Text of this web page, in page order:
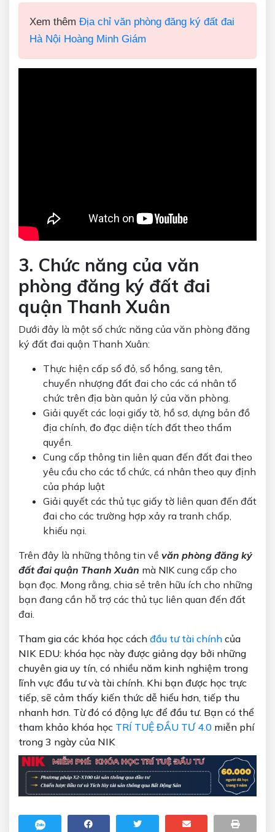
Xem thêm Địa chỉ văn phòng đăng ký đất đai
Hà Nội Hoàng Minh Giám
3. Chức năng của văn
phòng đăng ký đất đai
quận Thanh Xuân
Dưới đây là một số chức năng của văn phòng đăng
ký đất đai quận Thanh Xuân:
Thực hiện cấp sổ đỏ, sổ hồng, sang tên,
chuyển nhượng đất đai cho các cá nhân tổ
chức trên địa bàn quản lý của văn phòng.
Giải quyết các loại giấy tờ, hồ sơ, dựng bản đồ
địa chính, đo đạc diện tích đất theo thẩm
quyền.
Cung cấp thông tin liên quan đến đất đai theo
yêu cầu cho các tổ chức, cá nhân theo quy định
của pháp luật
Giải quyết các thủ tục giấy tờ liên quan đến đất
đai cho các trường hợp xảy ra tranh chấp,
khiếu nại.
Trên đây là những thông tin về văn phòng đăng ký
đất đai quận Thanh Xuân mà NIK cung cấp cho
bạn đọc. Mong rằng, chia sẻ trên hữu ích cho những
bạn đang cần hỗ trợ các thủ tục liên quan đến đất
đai.
Tham gia các khóa học cách đầu tư tài chính của
NIK EDU: khóa học này được giảng dạy bởi những
chuyên gia uy tín, có nhiều năm kinh nghiệm trong
lĩnh vực đầu tư và tài chính. Khi bạn được học trực
tiếp, sẽ cảm thấy kiến thức dễ hiểu hơn, tiếp thu
nhanh hơn. Từ đó có động lực để đầu tư. Bạn có thể
tham khảo khóa học TRÍ TUỆ ĐẦU TƯ 4.0 miễn phí
trong 3 ngày của NIK